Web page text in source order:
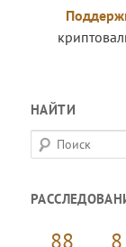
НАЙТИ
П
о
с
88 8